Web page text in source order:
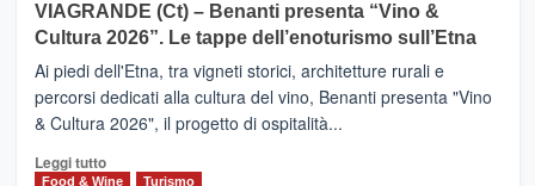
Anche
la
Alcantara
nei
primi
nella
IL
SAN
DOMENICO
PALACE
TAORMINA,
UN
HOTEL
FOUR
VIAGRANDE (Ct) – Benanti presenta “Vino &
Cultura 2026”. Le tappe dell’enoturismo sull’Etna
Ai piedi dell'Etna, tra vigneti storici, architetture rurali e
percorsi dedicati alla cultura del vino, Benanti presenta "Vino
& Cultura 2026", il progetto di ospitalità...
Leggi tuttoLeggi
di
Food & Wine Turismo